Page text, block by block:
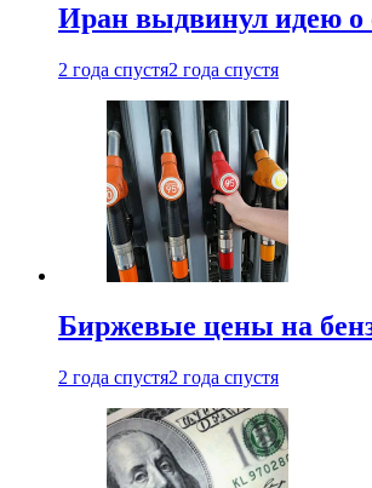
Иран выдвинул идею
2 года спустя2 года спустя
Биржевые цены на
2 года спустя2 года спустя